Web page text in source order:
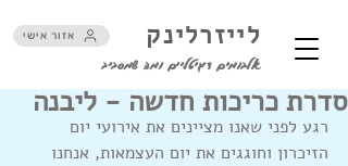
אזור אישי לייזרלינק
אלבומים דיגיטליים ומה שמסביב
סדרת כריכות חדשה - ליבנה
רגע לפני שאנו מציינים את אירועי יום
הזיכרון וחוגגים את יום העצמאות, אנחנו